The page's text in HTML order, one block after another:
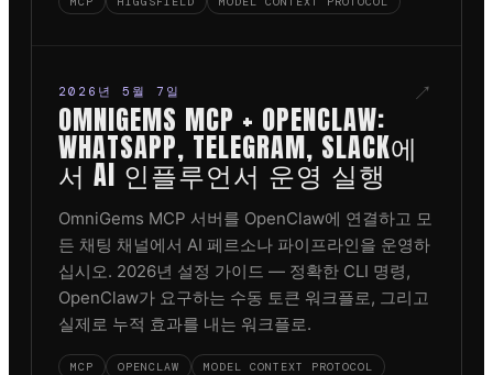
2026년 5월 7일 ↗
OMNIGEMS MCP + OPENCLAW:
WHATSAPP, TELEGRAM, SLACK에
서 AI 인플루언서 운영 실행
OmniGems MCP 서버를 OpenClaw에 연결하고 모
든 채팅 채널에서 AI 페르소나 파이프라인을 운영하
십시오. 2026년 설정 가이드 — 정확한 CLI 명령,
OpenClaw가 요구하는 수동 토큰 워크플로, 그리고
실제로 누적 효과를 내는 워크플로.
MCP OPENCLAW MODEL CONTEXT PROTOCOL